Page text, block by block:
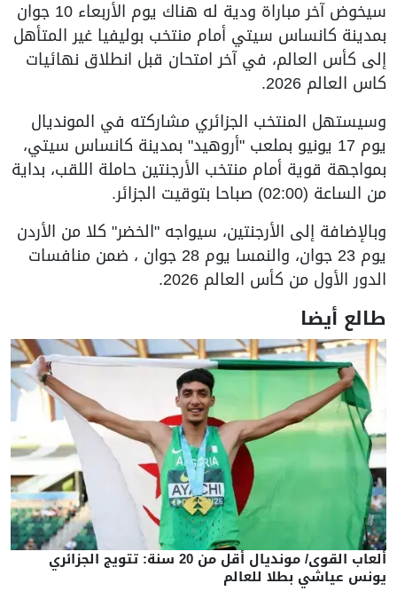
سيخوض آخر مباراة ودية له هناك يوم الأربعاء 10 جوان
بمدينة كانساس سيتي أمام منتخب بوليفيا غير المتأهل
إلى كأس العالم، في آخر امتحان قبل انطلاق نهائيات
كاس العالم 2026.
وسيستهل المنتخب الجزائري مشاركته في المونديال
يوم 17 يونيو بملعب "أروهيد" بمدينة كانساس سيتي،
بمواجهة قوية أمام منتخب الأرجنتين حاملة اللقب، بداية
من الساعة (02:00) صباحا بتوقيت الجزائر.
وبالإضافة إلى الأرجنتين، سيواجه "الخضر" كلا من الأردن
يوم 23 جوان، والنمسا يوم 28 جوان ، ضمن منافسات
الدور الأول من كأس العالم 2026.
طالع أيضا
ألعاب القوى/ مونديال أقل من 20 سنة: تتويج الجزائري
يونس عياشي بطلا للعالم